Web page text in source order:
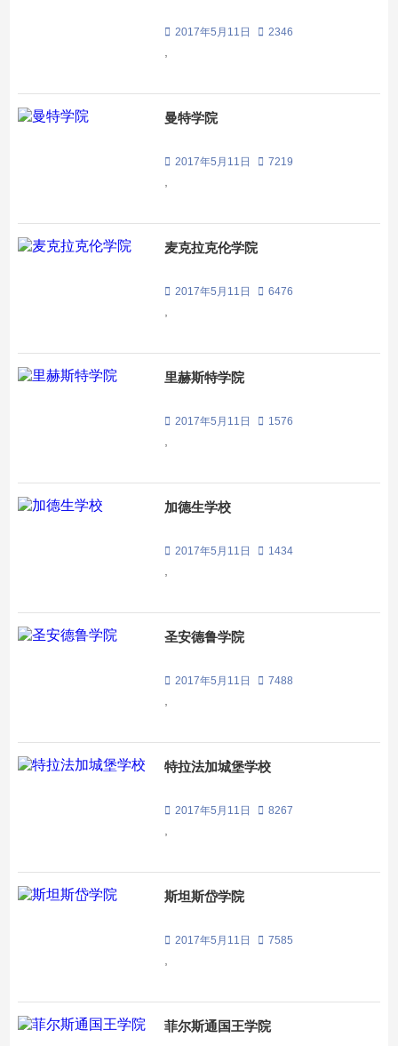
2017年5月11日 2346
曼特学院
2017年5月11日 7219
麦克拉克伦学院
2017年5月11日 6476
里赫斯特学院
2017年5月11日 1576
加德生学校
2017年5月11日 1434
圣安德鲁学院
2017年5月11日 7488
特拉法加城堡学校
2017年5月11日 8267
斯坦斯岱学院
2017年5月11日 7585
菲尔斯通国王学院